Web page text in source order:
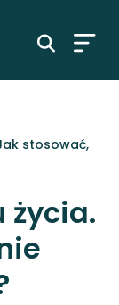
stosować,
życia.